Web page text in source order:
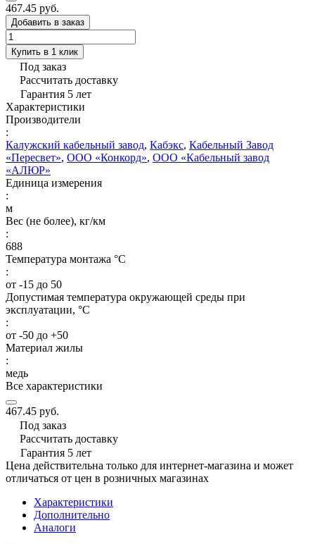
467.45 руб.
Добавить в заказ
Купить в 1 клик
Под заказ
Рассчитать доставку
Гарантия 5 лет
Характеристики
Производители
:
Калужский кабельный завод, Кабэкс, Кабельный Завод
«Пересвет», ООО «Конкорд», ООО «Кабельный завод
«АЛЮР»
Единица измерения
:
м
Вес (не более), кг/км
:
688
Температура монтажа °C
:
от -15 до 50
Допустимая температура окружающей среды при
эксплуатации, °C
:
от -50 до +50
Материал жилы
:
медь
Все характеристики
467.45 руб.
Под заказ
Рассчитать доставку
Гарантия 5 лет
Цена действительна только для интернет-магазина и может
отличаться от цен в розничных магазинах
Характеристики
Дополнительно
Аналоги